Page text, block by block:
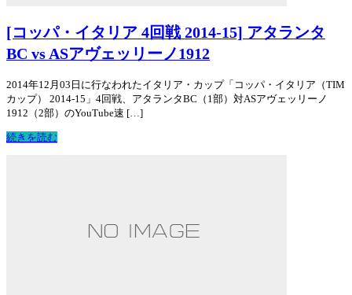
[コッパ・イタリア 4回戦 2014-15] アタランタ
BC vs ASアヴェッリーノ1912
2014年12月03日に行なわれたイタリア・カップ「コッパ・イタリア（TIM
カップ） 2014-15」4回戦、アタランタBC（1部）対ASアヴェッリーノ
1912（2部）のYouTube速 […]
続きを読む